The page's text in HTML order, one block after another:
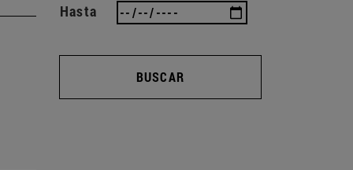
Hasta
BUSCAR